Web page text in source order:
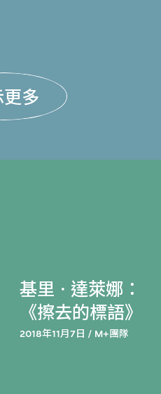
更多
基里ㆍ達萊娜：
《擦去的標語》
2018年11月7日 / M+團隊